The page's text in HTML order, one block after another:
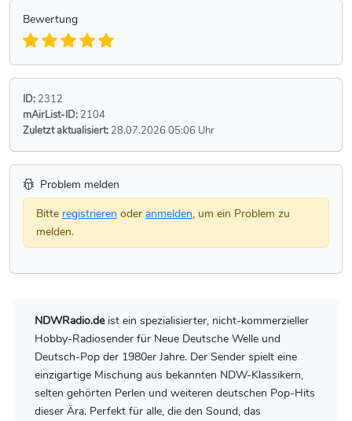
Bewertung
ID: 2312
mAirList-ID: 2104
Zuletzt aktualisiert: 28.07.2026 05:06 Uhr
Problem melden
Bitte registrieren oder anmelden, um ein Problem zu
melden.
NDWRadio.deist ein spezialisierter, nicht-kommerzieller
Hobby-Radiosender für Neue Deutsche Welle und
Deutsch-Pop der 1980er Jahre. Der Sender spielt eine
einzigartige Mischung aus bekannten NDW-Klassikern,
selten gehörten Perlen und weiteren deutschen Pop-Hits
dieser Ära. Perfekt für alle, die den Sound, das